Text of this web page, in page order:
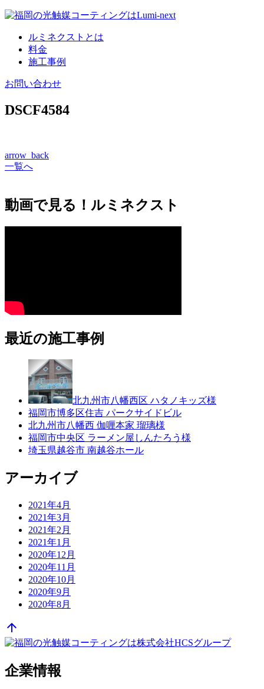
コ
ルミネクストとは
料金
施工事例
お問い合わせ
DSCF4584
arrow_back
一覧へ
動画で見る！ルミネクスト
最近の施工事例
北九州市八幡西区 ハタノキッズ様
福岡市博多区住吉 パークサイドビル
北九州市八幡西 伽喱本家 瑠璃様
福岡市中央区 ラーメン屋しんたろう様
埼玉県越谷市 南越谷ホール
アーカイブ
2021年4月
2021年3月
2021年2月
2021年1月
2020年12月
2020年11月
2020年10月
2020年9月
2020年8月
arrow_upward
企業情報